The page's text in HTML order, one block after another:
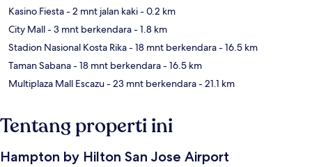
Kasino Fiesta- 2 mnt jalan kaki- 0.2 km
City Mall- 3 mnt berkendara- 1.8 km
Stadion Nasional Kosta Rika- 18 mnt berkendara- 16.5 km
Taman Sabana- 18 mnt berkendara- 16.5 km
Multiplaza Mall Escazu- 23 mnt berkendara- 21.1 km
Tentang properti ini
Hampton by Hilton San Jose Airport